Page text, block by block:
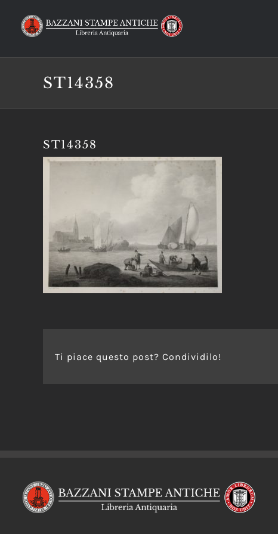
ST14358
ST14358
Ti piace questo post? Condividilo!